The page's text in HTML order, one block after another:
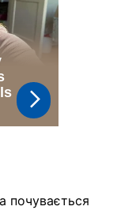
почувається